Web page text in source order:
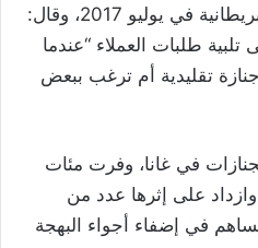
لقاء سابق مع هيئة الإذاعة البريطانية في يوليو 2017، وقال:
طلبات العملاء “عندما
تقليدية أم ترغب ببعض
في غانا، وفرت مئات
على إثرها عدد من
في إضفاء أجواء البهجة